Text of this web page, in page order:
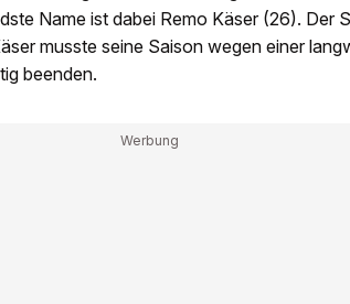
Name ist dabei Remo Käser (26). Der
musste seine Saison wegen einer
beenden.